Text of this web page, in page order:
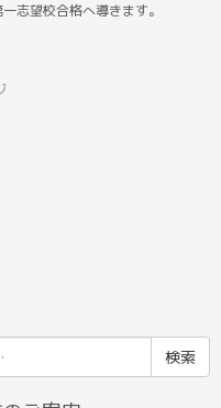
志望校合格へ導きます。